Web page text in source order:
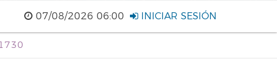
07/08/2026 06:00 INICIAR SESIÓN